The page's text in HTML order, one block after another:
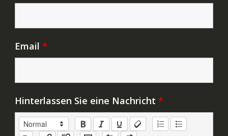
Email *
Hinterlassen Sie eine Nachricht *